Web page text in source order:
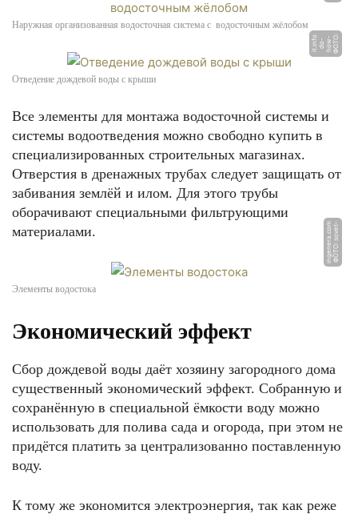
Наружная организованная водосточная система с водосточным жёлобом
Ф
О
Т
О:
h
o
w -
d
o
- i
t.i
n
f
o
Отведение дождевой воды с крыши
Все элементы для монтажа водосточной системы и
системы водоотведения можно свободно купить в
специализированных строительных магазинах.
Отверстия в дренажных трубах следует защищать от
забивания землёй и илом. Для этого трубы
оборачивают специальными фильтрующими
материалами.
Ф
О
Т
О:
s
o
v
e
t
-
i
n
g
e
n
e
r
a.
c
o
m
Элементы водостока
Экономический эффект
Сбор дождевой воды даёт хозяину загородного дома
существенный экономический эффект. Собранную и
сохранённую в специальной ёмкости воду можно
использовать для полива сада и огорода, при этом не
придётся платить за централизованно поставленную
воду.
К тому же экономится электроэнергия, так как реже